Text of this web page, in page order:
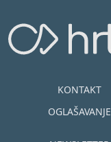
KONTAKT
OGLAŠAVANJE